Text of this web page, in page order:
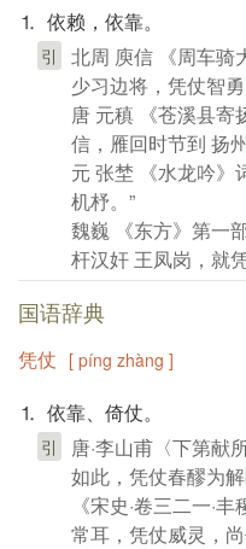
⒈ 依赖，依靠。
引
北周 庾信 《周车骑
少习边将，凭仗智
唐 元稹 《苍溪县寄
信，雁回时节到 扬
元 张埜 《水龙吟》
机杼。”
魏巍 《东方》第一
杆汉奸 王凤岗，就
国语辞典
凭仗 [ píng zhàng ]
⒈ 依靠、倚仗。
引
唐·李山甫〈下第献
如此，凭仗春醪为解
《宋史·卷三二一·
常耳，凭仗威灵，尚